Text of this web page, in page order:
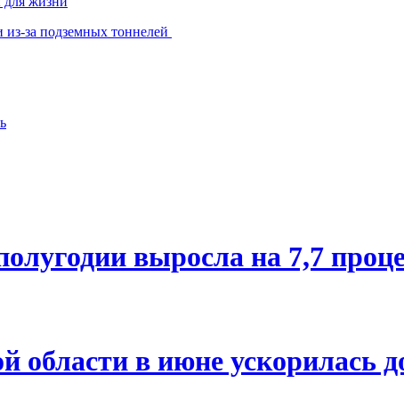
из-за подземных тоннелей
выросла на 7,7
области в июне ускорилась